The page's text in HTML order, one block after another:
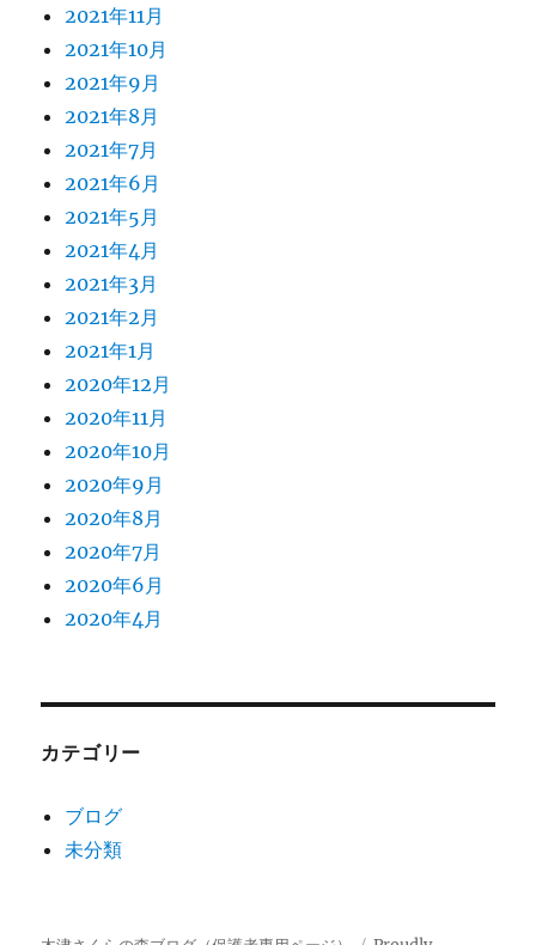
2021年11月
2021年10月
2021年9月
2021年8月
2021年7月
2021年6月
2021年5月
2021年4月
2021年3月
2021年2月
2021年1月
2020年12月
2020年11月
2020年10月
2020年9月
2020年8月
2020年7月
2020年6月
2020年4月
カテゴリー
ブログ
未分類